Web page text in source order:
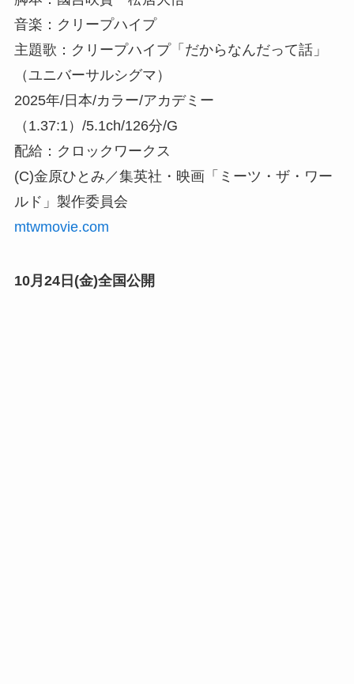
音楽：クリープハイプ
主題歌：クリープハイプ「だからなんだって話」
（ユニバーサルシグマ）
2025年/日本/カラー/アカデミー
（1.37:1）/5.1ch/126分/G
配給：クロックワークス
(C)金原ひとみ／集英社・映画「ミーツ・ザ・ワー
ルド」製作委員会
mtwmovie.com
10月24日(金)全国公開